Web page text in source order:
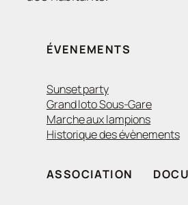
ÉVENEMENTS
Sunset party
Grand loto Sous-Gare
Marche aux lampions
Historique des évènements
ASSOCIATION